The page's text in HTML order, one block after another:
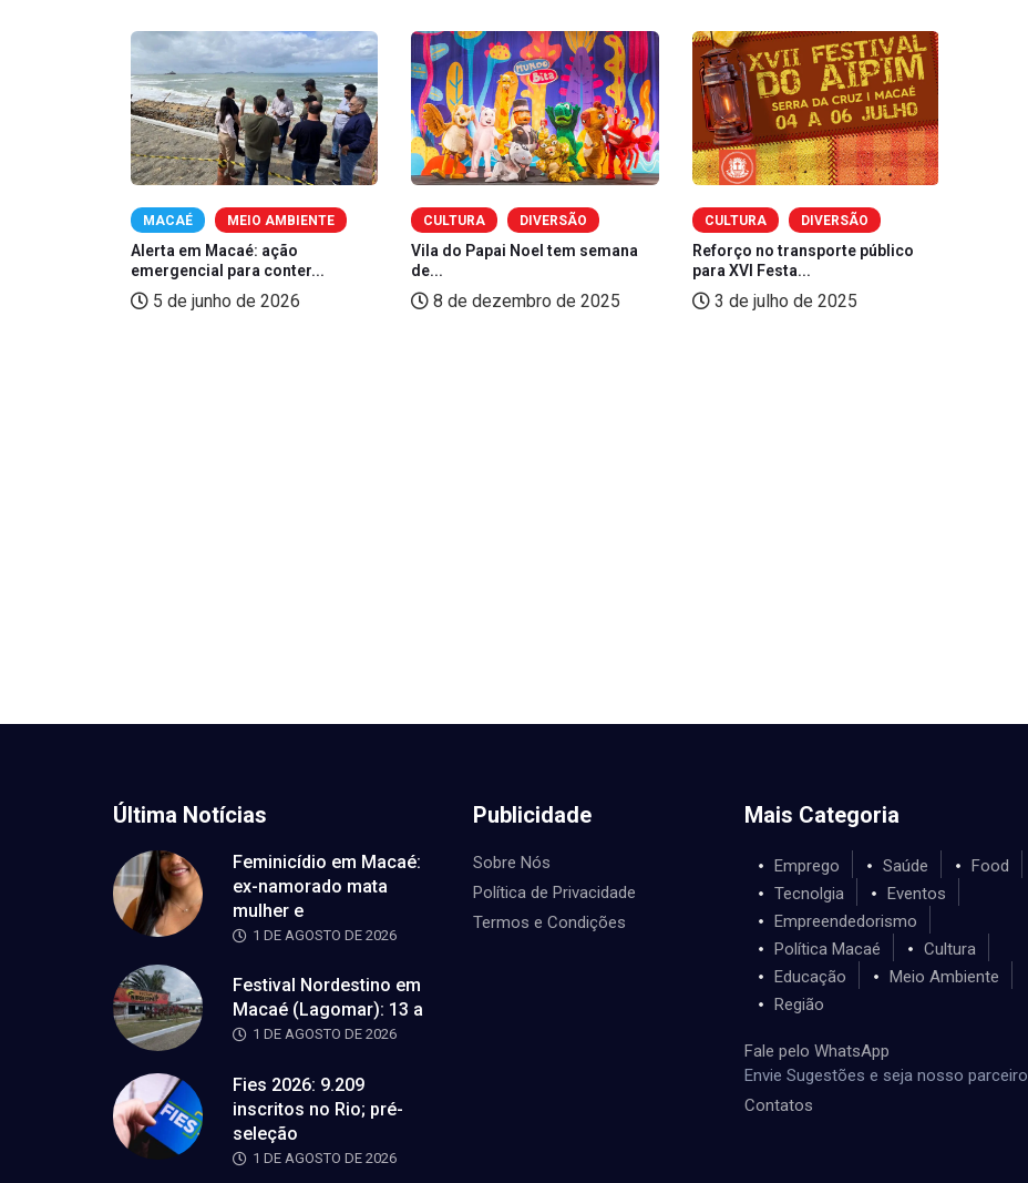
MACAÉ MEIO AMBIENTE
Alerta em Macaé: ação
emergencial para conter...
5 de junho de 2026
CULTURA DIVERSÃO
Vila do Papai Noel tem semana
de...
8 de dezembro de 2025
CULTURA DIVERSÃO
Reforço no transporte público
para XVI Festa...
3 de julho de 2025
Última Notícias
Feminicídio em Macaé:
ex-namorado mata
mulher e
1 DE AGOSTO DE 2026
Festival Nordestino em
Macaé (Lagomar): 13 a
1 DE AGOSTO DE 2026
Fies 2026: 9.209
inscritos no Rio; pré-
seleção
1 DE AGOSTO DE 2026
Publicidade
Sobre Nós
Política de Privacidade
Termos e Condições
Mais Categoria
Emprego Saúde
Food
Tecnolgia
Eventos
Empreendedorismo
Política Macaé
Cultura
Educação
Meio Ambiente
Região
Fale pelo WhatsApp
Envie Sugestões e seja nosso parceiro
Contatos